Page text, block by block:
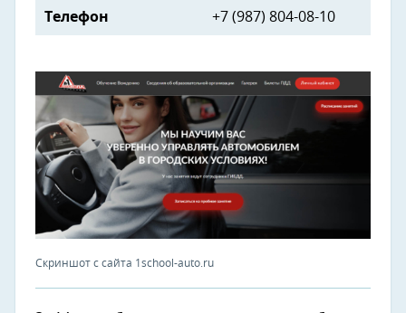
Телефон +7 (987) 804-08-10
Скриншот с сайта 1school-auto.ru